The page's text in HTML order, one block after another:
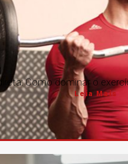
Como dominar o
Leia Mais